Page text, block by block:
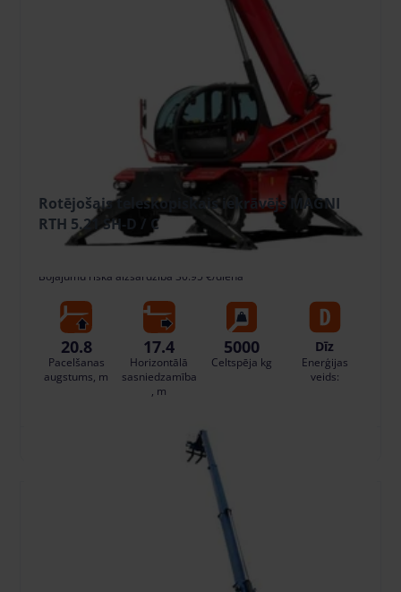
Rotējošais teleskopiskais iekrāvējs MAGNI
RTH 5.21 SH-D / C
309.53 €/gab. + PVN(65.00 €)
Bojājumu riska aizsardzība 30.95 €/dienā
20.8
Pacelšanas
augstums, m
17.4
Horizontālā
sasniedzamība
, m
5000
Celtspēja kg
Dīz
Enerģijas
veids:
PIEVIENOT GROZAM